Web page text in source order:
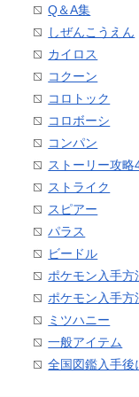
Q＆A集
しぜんこうえん
カイロス
コクーン
コロトック
コロボーシ
コンパン
ストーリー攻略
ストライク
スピアー
パラス
ビードル
ポケモン入手方
ポケモン入手
ミツハニー
一般アイテム
全国図鑑入手後